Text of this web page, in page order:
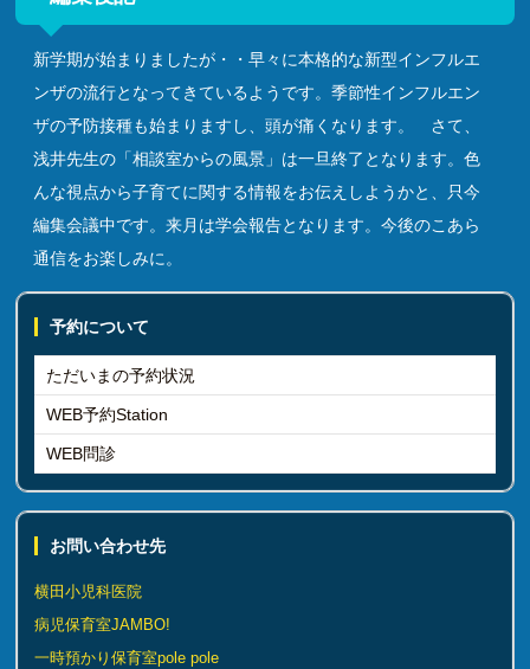
新学期が始まりましたが・・早々に本格的な新型インフルエ
ンザの流行となってきているようです。季節性インフルエン
ザの予防接種も始まりますし、頭が痛くなります。 さて、
浅井先生の「相談室からの風景」は一旦終了となります。色
んな視点から子育てに関する情報をお伝えしようかと、只今
編集会議中です。来月は学会報告となります。今後のこあら
通信をお楽しみに。
予約について
ただいまの予約状況
WEB予約Station
WEB問診
お問い合わせ先
横田小児科医院
病児保育室JAMBO!
一時預かり保育室pole pole